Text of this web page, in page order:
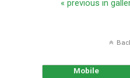
« previous in
Mobile